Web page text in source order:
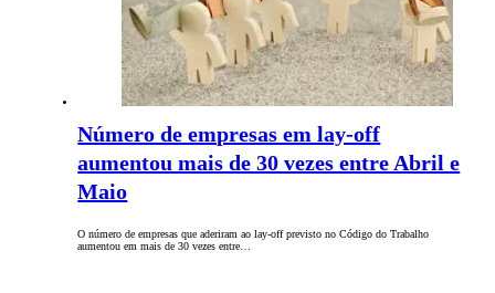
Número de empresas em lay-off
aumentou mais de 30 vezes entre Abril e
Maio
O número de empresas que aderiram ao lay-off previsto no Código do Trabalho
aumentou em mais de 30 vezes entre…